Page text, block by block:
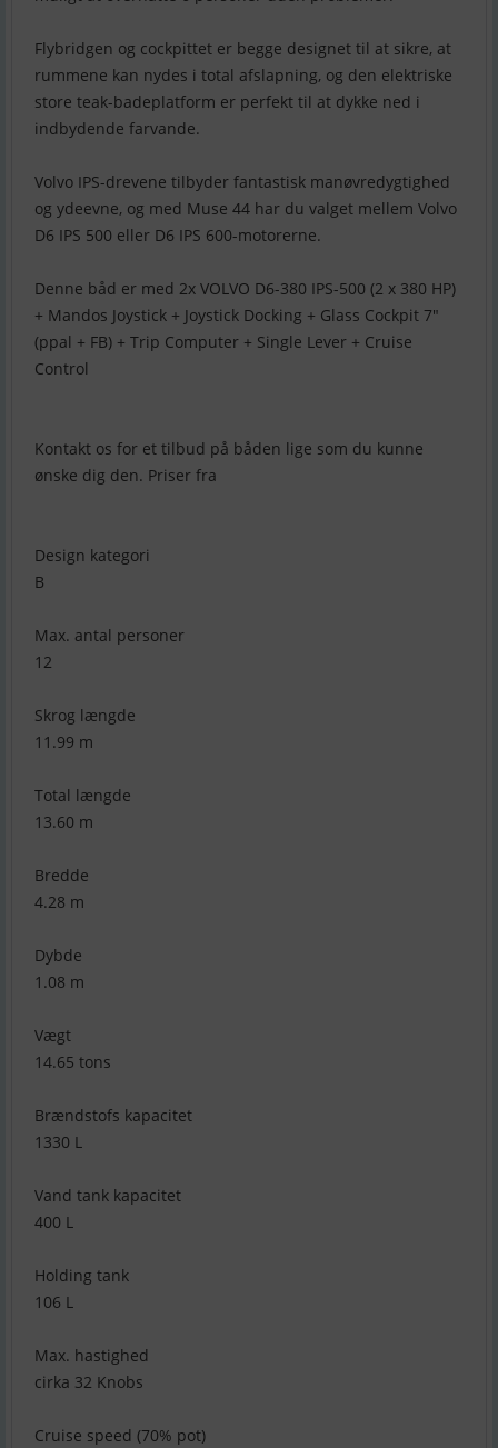
Flybridgen og cockpittet er begge designet til at sikre, at
rummene kan nydes i total afslapning, og den elektriske
store teak-badeplatform er perfekt til at dykke ned i
indbydende farvande.
Volvo IPS-drevene tilbyder fantastisk manøvredygtighed
og ydeevne, og med Muse 44 har du valget mellem Volvo
D6 IPS 500 eller D6 IPS 600-motorerne.
Denne båd er med 2x VOLVO D6-380 IPS-500 (2 x 380 HP)
+ Mandos Joystick + Joystick Docking + Glass Cockpit 7"
(ppal + FB) + Trip Computer + Single Lever + Cruise
Control
Kontakt os for et tilbud på båden lige som du kunne
ønske dig den. Priser fra
Design kategori
B
Max. antal personer
12
Skrog længde
11.99 m
Total længde
13.60 m
Bredde
4.28 m
Dybde
1.08 m
Vægt
14.65 tons
Brændstofs kapacitet
1330 L
Vand tank kapacitet
400 L
Holding tank
106 L
Max. hastighed
cirka 32 Knobs
Cruise speed (70% pot)